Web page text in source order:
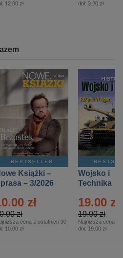
12.00 zł
dni: 3.20 zł
BESTSELLER
Książki –
– 3/2026
zł
zł
cena z ostatnich 30
10.00 zł
Wojsko i
Technika
– 2/2026
19.00 zł
19.00 zł
Najniższa cena z
dni: 19.00 zł